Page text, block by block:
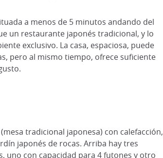
a menos de 5 minutos andando del
un restaurante japonés tradicional, y lo
exclusivo. La casa, espaciosa, puede
pero al mismo tiempo, ofrece suficiente
tradicional japonesa) con calefacción,
japonés de rocas. Arriba hay tres
uno con capacidad para 4 futones y otro